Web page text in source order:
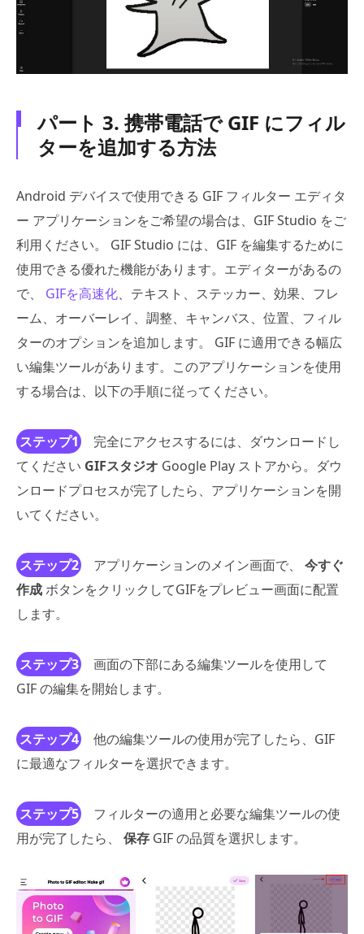
パート 3. 携帯電話で GIF にフィル
ターを追加する方法
Android デバイスで使用できる GIF フィルター エディタ
ー アプリケーションをご希望の場合は、GIF Studio をご
利用ください。 GIF Studio には、GIF を編集するために
使用できる優れた機能があります。エディターがあるの
で、 GIFを高速化、テキスト、ステッカー、効果、フレ
ーム、オーバーレイ、調整、キャンバス、位置、フィル
ターのオプションを追加します。 GIF に適用できる幅広
い編集ツールがあります。このアプリケーションを使用
する場合は、以下の手順に従ってください。
ステップ1
完全にアクセスするには、ダウンロードし
てください GIFスタジオ Google Play ストアから。ダウ
ンロードプロセスが完了したら、アプリケーションを開
いてください。
ステップ2 アプリケーションのメイン画面で、 今すぐ
作成ボタンをクリックしてGIFをプレビュー画面に配置
します。
ステップ3
画面の下部にある編集ツールを使用して
GIF の編集を開始します。
ステップ4
他の編集ツールの使用が完了したら、GIF
に最適なフィルターを選択できます。
ステップ5
フィルターの適用と必要な編集ツールの使
用が完了したら、 保存 GIF の品質を選択します。